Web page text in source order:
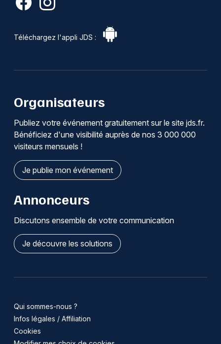
Téléchargez l'appli JDS :
Organisateurs
Publiez votre événement gratuitement sur le site jds.fr.
Bénéficiez d'une visibilité auprès de nos 3 000 000
visiteurs mensuels !
Je publie mon événement
Annonceurs
Discutons ensemble de votre communication
Je découvre les solutions
Qui sommes-nous ?
Infos légales / Affiliation
Cookies